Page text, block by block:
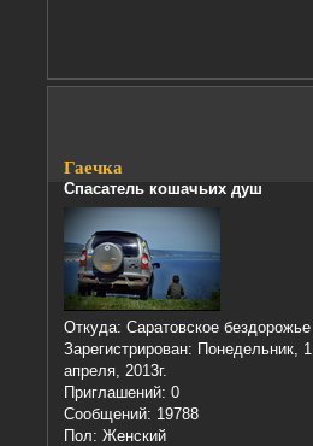
Гаечка
Спасатель кошачьих душ
Откуда: Саратовское бездорожье
Зарегистрирован: Понедельник, 1
апреля, 2013г.
Приглашений: 0
Сообщений: 19788
Пол: Женский